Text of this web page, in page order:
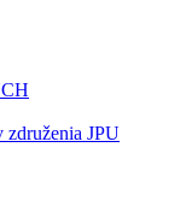
združenia JPU